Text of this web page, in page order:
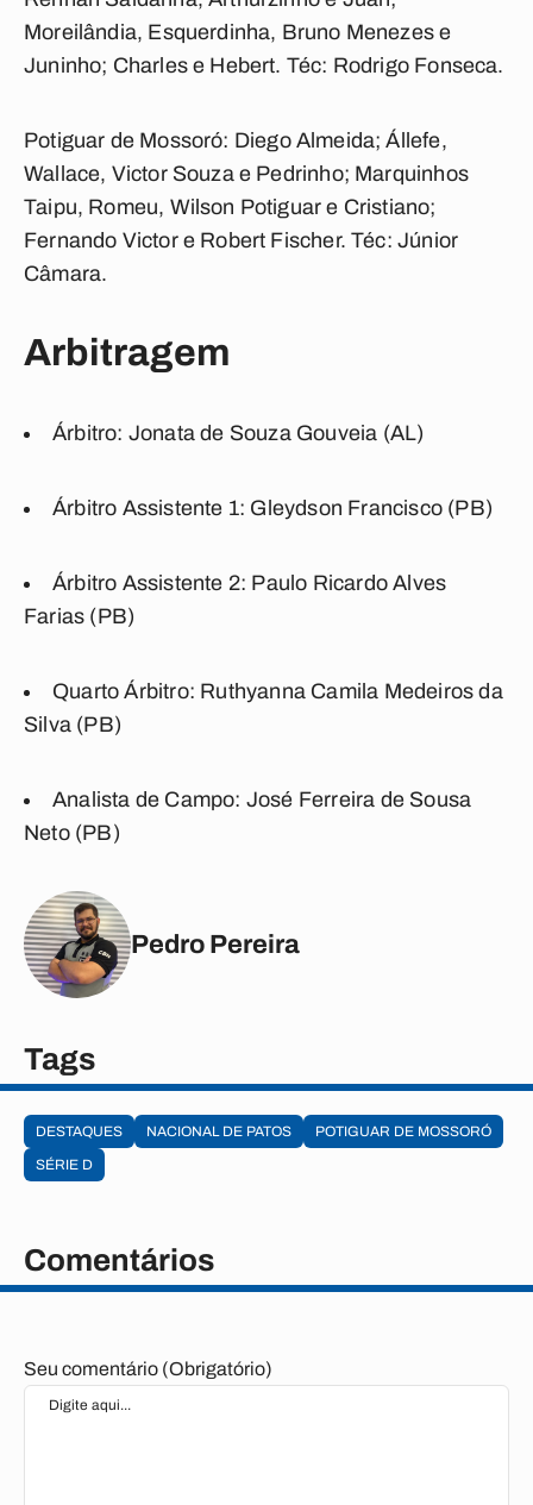
Moreilândia, Esquerdinha, Bruno Menezes e
Juninho; Charles e Hebert. Téc: Rodrigo Fonseca.
Potiguar de Mossoró: Diego Almeida; Állefe,
Wallace, Victor Souza e Pedrinho; Marquinhos
Taipu, Romeu, Wilson Potiguar e Cristiano;
Fernando Victor e Robert Fischer. Téc: Júnior
Câmara.
Arbitragem
Árbitro: Jonata de Souza Gouveia (AL)
Árbitro Assistente 1: Gleydson Francisco (PB)
Árbitro Assistente 2: Paulo Ricardo Alves
Farias (PB)
Quarto Árbitro: Ruthyanna Camila Medeiros da
Silva (PB)
Analista de Campo: José Ferreira de Sousa
Neto (PB)
Pedro Pereira
Tags
DESTAQUES NACIONAL DE PATOS
POTIGUAR DE MOSSORÓ
SÉRIE D
Comentários
Seu comentário (Obrigatório)